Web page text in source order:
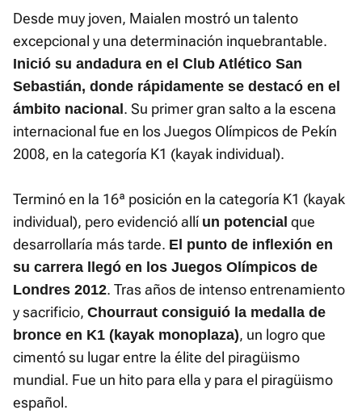
Desde muy joven, Maialen mostró un talento
excepcional y una determinación inquebrantable.
Inició su andadura en el Club Atlético San
Sebastián, donde rápidamente se destacó en el
ámbito nacional . Su primer gran salto a la escena
internacional fue en los Juegos Olímpicos de Pekín
2008, en la categoría K1 (kayak individual).
Terminó en la 16ª posición en la categoría K1 (kayak
individual), pero evidenció allí un potencial que
desarrollaría más tarde. El punto de inflexión en
su carrera llegó en los Juegos Olímpicos de
Londres 2012. Tras años de intenso entrenamiento
y sacrificio, Chourraut consiguió la medalla de
bronce en K1 (kayak monoplaza), un logro que
cimentó su lugar entre la élite del piragüismo
mundial. Fue un hito para ella y para el piragüismo
español.